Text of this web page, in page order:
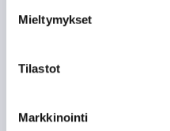
Mieltymykset
Tilastot
Markkinointi